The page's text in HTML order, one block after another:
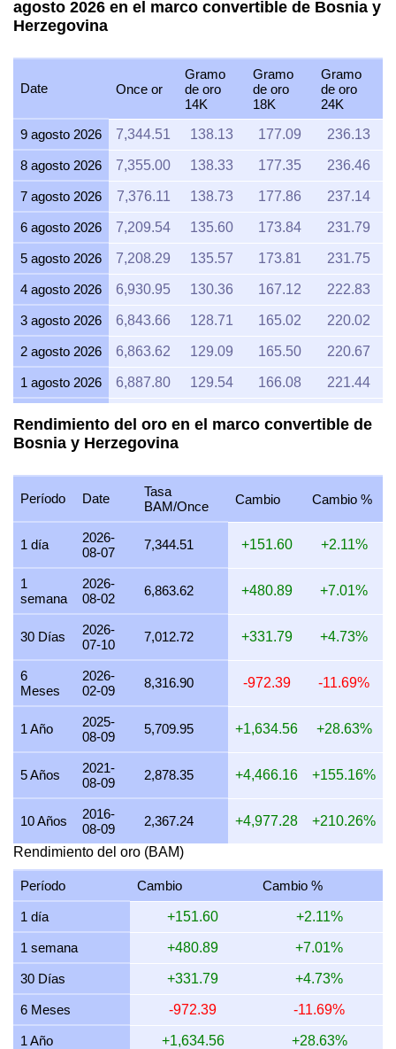
agosto 2026 en el marco convertible de Bosnia y
Herzegovina
Date Once or
Gramo
de oro
14K
Gramo
de oro
18K
Gramo
de oro
24K
9 agosto 2026
7,344.51 138.13 177.09 236.13
8 agosto 2026 7,355.00 138.33 177.35 236.46
7 agosto 2026 7,376.11 138.73 177.86 237.14
6 agosto 2026 7,209.54 135.60 173.84 231.79
5 agosto 2026 7,208.29 135.57 173.81 231.75
4 agosto 2026 6,930.95 130.36 167.12 222.83
3 agosto 2026 6,843.66 128.71 165.02 220.02
2 agosto 2026 6,863.62 129.09 165.50 220.67
1 agosto 2026 6,887.80 129.54 166.08 221.44
30 julio 2026 6,995.68
29 julio 2026 6,953.19 130.77 167.66 223.54
28 julio 2026 6,940.96 130.54 167.36 223.15
27 julio 2026 7,006.25 131.77 168.94 225.25
26 julio 2026 6,958.32 130.87
25 julio 2026 6,958.32 130.87 167.78 223.71
24 julio 2026 6,982.28 131.32 168.36 224.48
23 julio 2026 6,943.89 130.60
22 julio 2026 7,115.61 133.83 171.58 228.77
21 julio 2026 6,961.70 130.93 167.86 223.82
20 julio 2026 6,843.85 128.72
19 julio 2026 6,865.63
18 julio 2026 6,865.63 129.13 165.55 220.73
17 julio 2026 6,871.69 129.24
16 julio 2026 6,798.74 163.93
15 julio 2026 130.96 167.90 223.87
14 julio 2026 131.24 168.26 224.34
13 julio 2026 128.76 165.08 220.10
12 julio 2026 132.54 169.92 226.56
11 julio 2026 7,046.85 132.54 169.92 226.56
Rendimiento del oro en el marco convertible de
Bosnia y Herzegovina
Período Date
Tasa
BAM/Once
Cambio Cambio %
1 día
2026-
08-07
7,344.51 +151.60 +2.11%
1
semana
2026-
08-02
6,863.62 +480.89 +7.01%
30 Días
2026-
07-10
7,012.72 +331.79 +4.73%
6
Meses
2026-
02-09
8,316.90 -972.39 -11.69%
1 Año
2025-
08-09
5,709.95 +1,634.56 +28.63%
5 Años
2021-
08-09
2,878.35 +4,466.16 +155.16%
10 Años
2016-
08-09
2,367.24 +4,977.28 +210.26%
Rendimiento del oro (BAM)
Período Cambio Cambio %
1 día +151.60 +2.11%
1 semana +480.89 +7.01%
30 Días +331.79 +4.73%
6 Meses -972.39 -11.69%
1 Año +1,634.56 +28.63%